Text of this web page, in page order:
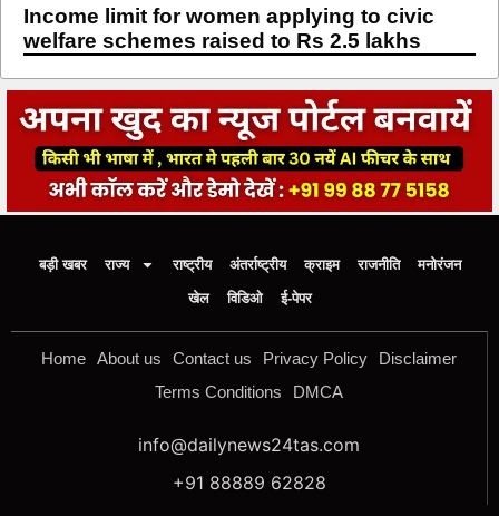
Income limit for women applying to civic
welfare schemes raised to Rs 2.5 lakhs
बड़ी खबर राज्य राष्ट्रीय अंतर्राष्ट्रीय क्राइम राजनीति
मनोरंजन
खेल
विडिओ ई-पेपर
Home About us Contact us Privacy Policy
Disclaimer
Terms Conditions
DMCA
info@dailynews24tas.com
+91 88889 62828